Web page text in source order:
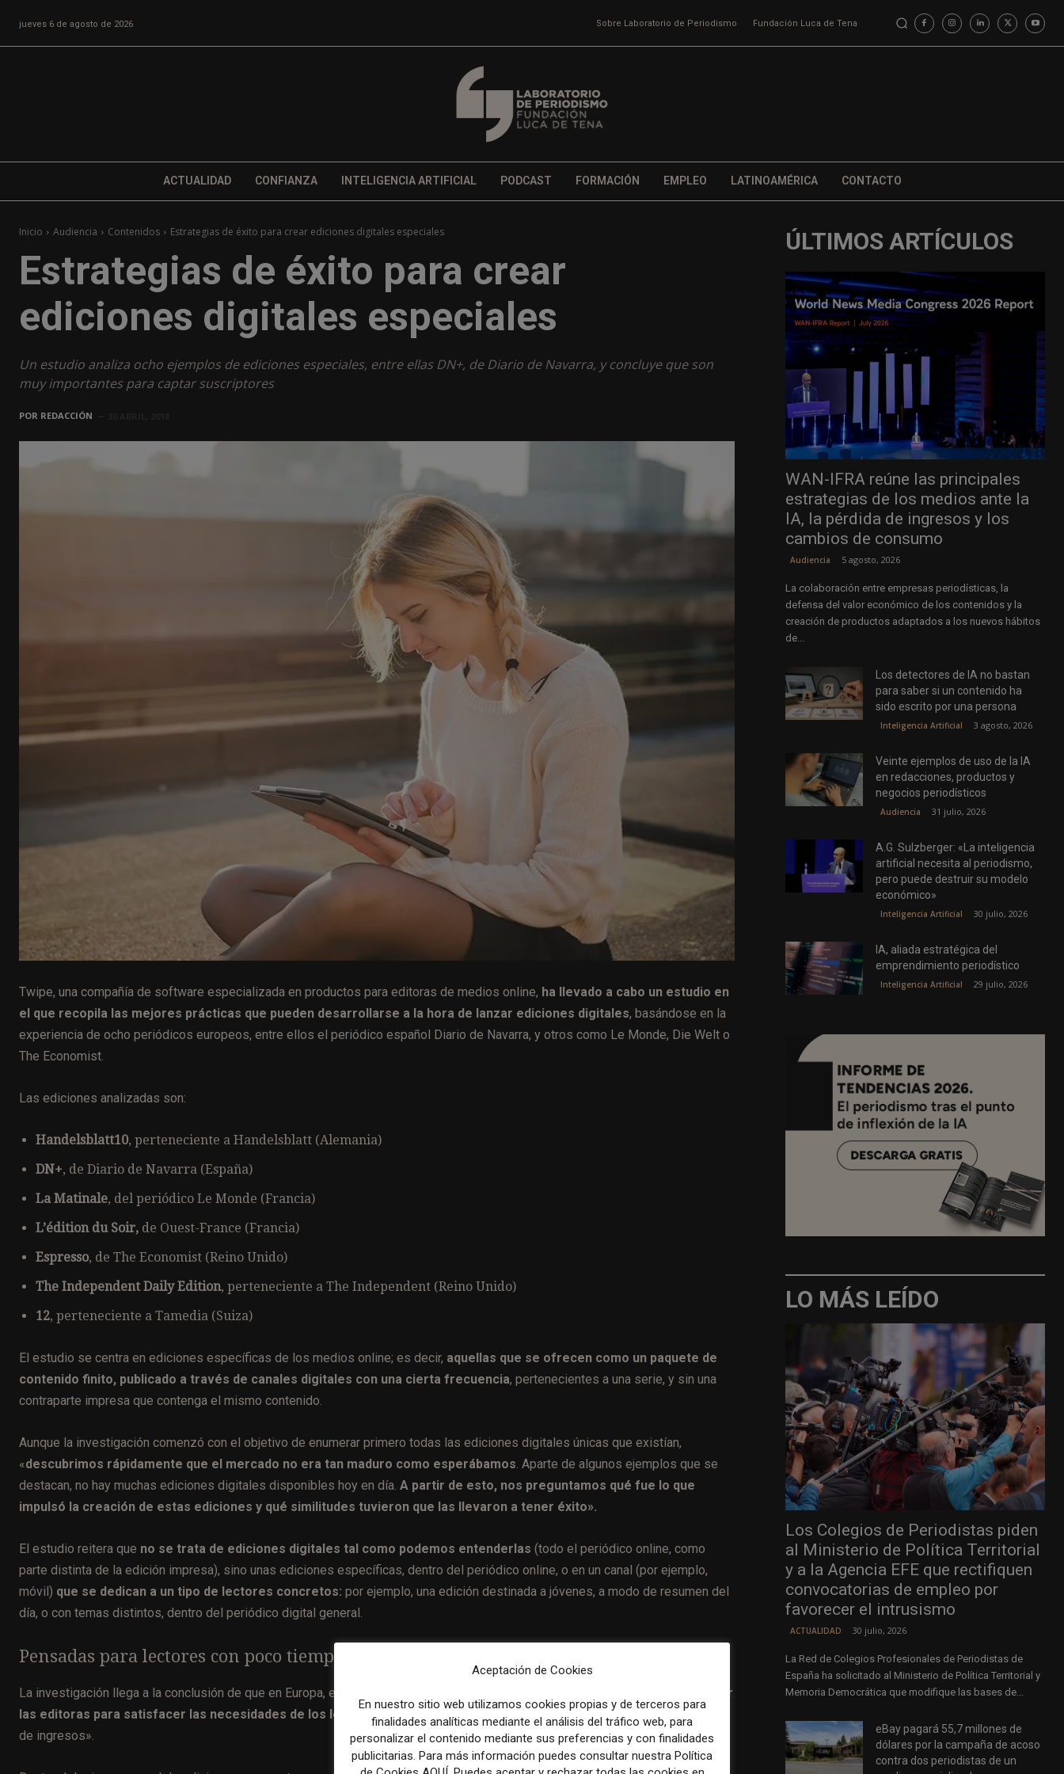
jueves 6 de agosto de 2026 Sobre Laboratorio de Periodismo Fundación Luca de Tena
ACTUALIDAD CONFIANZA INTELIGENCIA ARTIFICIAL PODCAST FORMACIÓN EMPLEO LATINOAMÉRICA CONTACTO
Inicio Audiencia Contenidos Estrategias de éxito para crear ediciones digitales especiales
Estrategias de éxito para crear
ediciones digitales especiales
Un estudio analiza ocho ejemplos de ediciones especiales, entre ellas DN+, de Diario de Navarra, y concluye que son
muy importantes para captar suscriptores
POR REDACCIÓN
Twipe, una compañía de software especializada en productos para editoras de medios online, ha llevado a cabo un estudio en
el que recopila las mejores prácticas que pueden desarrollarse a la hora de lanzar ediciones digitales, basándose en la
experiencia de ocho periódicos europeos, entre ellos el periódico español Diario de Navarra, y otros como Le Monde, Die Welt o
The Economist.
Las ediciones analizadas son:
Handelsblatt10, perteneciente a Handelsblatt (Alemania)
DN+, de Diario de Navarra (España)
La Matinale, del periódico Le Monde (Francia)
L’édition du Soir, de Ouest-France (Francia)
Espresso, de The Economist (Reino Unido)
The Independent Daily Edition, perteneciente a The Independent (Reino Unido)
12, perteneciente a Tamedia (Suiza)
El estudio se centra en ediciones específicas de los medios online; es decir, aquellas que se ofrecen como un paquete de
contenido finito, publicado a través de canales digitales con una cierta frecuencia, pertenecientes a una serie, y sin una
contraparte impresa que contenga el mismo contenido.
Aunque la investigación comenzó con el objetivo de enumerar primero todas las ediciones digitales únicas que existían,
«descubrimos rápidamente que el mercado no era tan maduro como esperábamos . Aparte de algunos ejemplos que se
destacan, no hay muchas ediciones digitales disponibles hoy en día. A partir de esto, nos preguntamos qué fue lo que
impulsó la creación de estas ediciones y qué similitudes tuvieron que las llevaron a tener éxito».
El estudio reitera que no se trata de ediciones digitales tal como podemos entenderlas (todo el periódico online, como
parte distinta de la edición impresa), sino unas ediciones específicas, dentro del periódico online, o en un canal (por ejemplo,
móvil) que se dedican a un tipo de lectores concretos: por ejemplo, una edición destinada a jóvenes, a modo de resumen del
día, o con temas distintos, dentro del periódico digital general.
Pensadas para lectores con poco tiempo y para aumentar ingresos y suscripciones
La investigación llega a la conclusión de que en Europa, estas ediciones digitales
«están siendo utilizadas principalmente por
las editoras para satisfacer las necesidades de los lectores que tienen poco tiempo
y como oportunidades adicionales
de ingresos».
ÚLTIMOS ARTÍCULOS
WAN-IFRA reúne las principales
estrategias de los medios ante la
IA, la pérdida de ingresos y los
cambios de consumo
Audiencia 5 agosto, 2026
La colaboración entre empresas periodísticas, la
defensa del valor económico de los contenidos y la
creación de productos adaptados a los nuevos hábitos
de...
Los detectores de IA no bastan
para saber si un contenido ha
sido escrito por una persona
Inteligencia Artificial 3 agosto, 2026
Veinte ejemplos de uso de la IA
en redacciones, productos y
negocios periodísticos
Audiencia 31 julio, 2026
A.G. Sulzberger: «La inteligencia
artificial necesita al periodismo,
pero puede destruir su modelo
económico»
Inteligencia Artificial 30 julio, 2026
IA, aliada estratégica del
emprendimiento periodístico
Inteligencia Artificial 29 julio, 2026
LO MÁS LEÍDO
Los Colegios de Periodistas piden
al Ministerio de Política Territorial
y a la Agencia EFE que rectifiquen
convocatorias de empleo por
favorecer el intrusismo
ACTUALIDAD 30 julio, 2026
La Red de Colegios Profesionales de Periodistas de
España ha solicitado al Ministerio de Política Territorial y
Memoria Democrática que modifique las bases de...
eBay pagará 55,7 millones de
dólares por la campaña de acoso
contra dos periodistas de un
Aceptación de Cookies
En nuestro sitio web utilizamos cookies propias y de terceros para
finalidades analíticas mediante el análisis del tráfico web, para
personalizar el contenido mediante sus preferencias y con finalidades
publicitarias. Para más información puedes consultar nuestra Política